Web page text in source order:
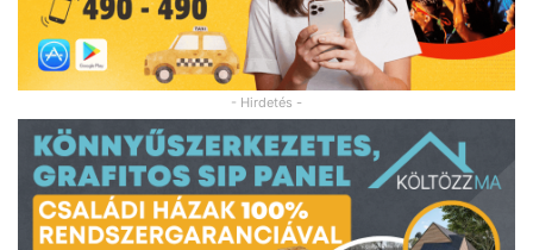
- Hirdetés -